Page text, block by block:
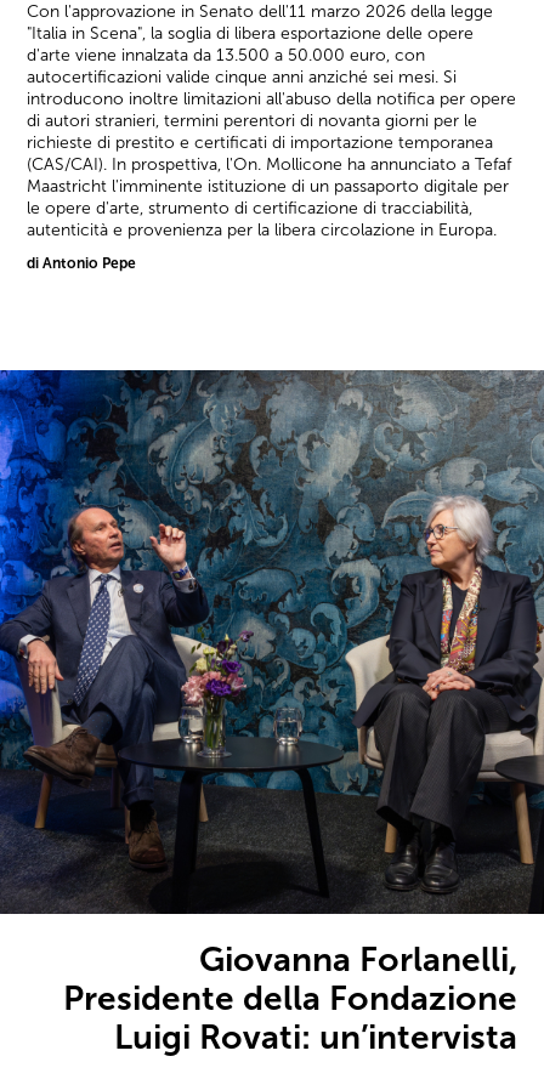
Con l'approvazione in Senato dell'11 marzo 2026 della legge
"Italia in Scena", la soglia di libera esportazione delle opere
d'arte viene innalzata da 13.500 a 50.000 euro, con
autocertificazioni valide cinque anni anziché sei mesi. Si
introducono inoltre limitazioni all'abuso della notifica per opere
di autori stranieri, termini perentori di novanta giorni per le
richieste di prestito e certificati di importazione temporanea
(CAS/CAI). In prospettiva, l'On. Mollicone ha annunciato a Tefaf
Maastricht l'imminente istituzione di un passaporto digitale per
le opere d'arte, strumento di certificazione di tracciabilità,
autenticità e provenienza per la libera circolazione in Europa.
di Antonio Pepe
Giovanna Forlanelli,
Presidente della Fondazione
Luigi Rovati: un’intervista